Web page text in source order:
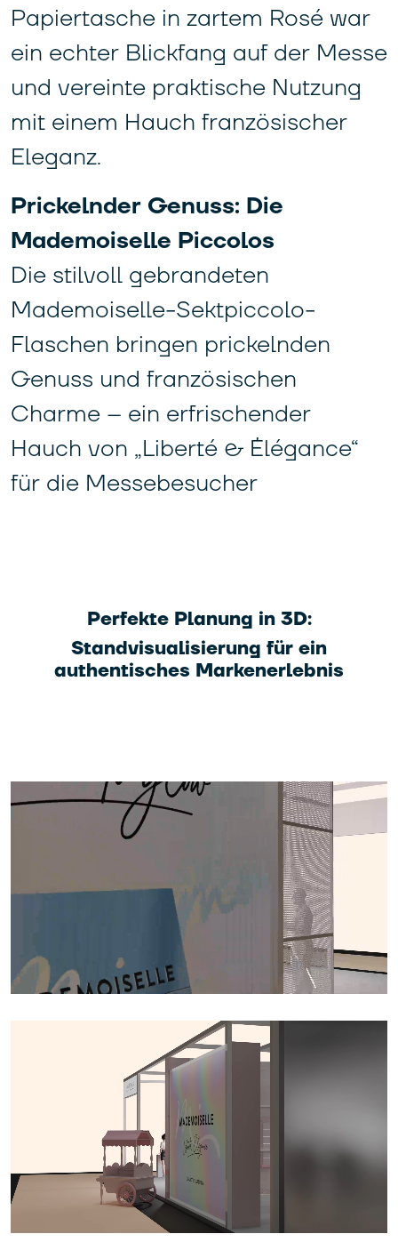
Papiertasche in zartem Rosé war
ein echter Blickfang auf der Messe
und vereinte praktische Nutzung
mit einem Hauch französischer
Eleganz.
Prickelnder Genuss: Die
Mademoiselle Piccolos
Die stilvoll gebrandeten
Mademoiselle-Sektpiccolo-
Flaschen bringen prickelnden
Genuss und französischen
Charme – ein erfrischender
Hauch von „Liberté & Élégance“
für die Messebesucher
Perfekte Planung in 3D:
Standvisualisierung für ein
authentisches Markenerlebnis